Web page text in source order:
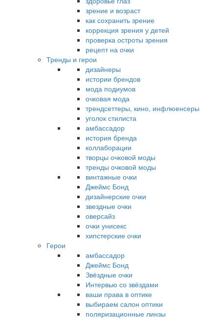
зрение и возраст
как сохранить зрение
коррекция зрения у детей
проверка остроты зрения
рецепт на очки
Тренды и герои
дизайнеры
истории брендов
мода подиумов
очковая мода
трендсеттеры, кино, инфлюенсеры
уголок стилиста
амбассадор
история бренда
коллаборации
творцы очковой моды
тренды очковой моды
винтажные очки
Джеймс Бонд
дизайнерские очки
звездные очки
оверсайз
очки унисекс
хипстерские очки
Герои
амбассадор
Джеймс Бонд
Звёздные очки
Интервью со звёздами
ваши права в оптике
выбираем салон оптики
поляризационные линзы